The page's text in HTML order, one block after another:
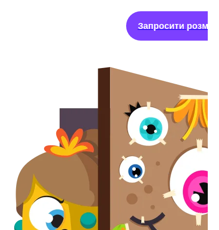
Запросити